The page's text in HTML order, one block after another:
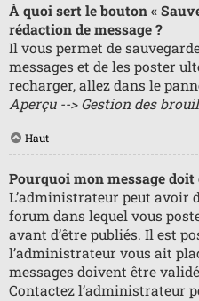
À quoi sert le bouton «
rédaction de message ?
Il vous permet de
messages et de les poster
recharger, allez dans le
Aperçu --> Gestion des
Haut
Pourquoi mon message doit
L’administrateur peut avoir
forum dans lequel vous
avant d’être publiés. Il est
l’administrateur vous ait
messages doivent être
Contactez l’administrateur